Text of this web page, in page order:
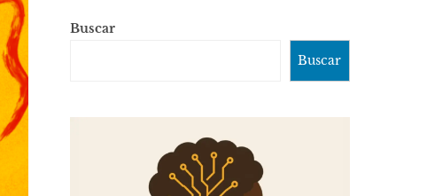
Buscar
Buscar